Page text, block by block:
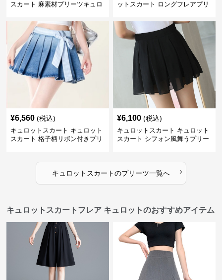
スカート 麻素材プリーツキュロ
ットスカート ロングフレアプリ
¥6,560 (税込)
キュロットスカート キュロット
スカート 格子柄リボン付きプリ
¥6,100 (税込)
キュロットスカート キュロット
スカート シフォン風舞うプリー
キュロットスカートのプリーツ一覧へ ›
キュロットスカートフレア キュロットのおすすめアイテム